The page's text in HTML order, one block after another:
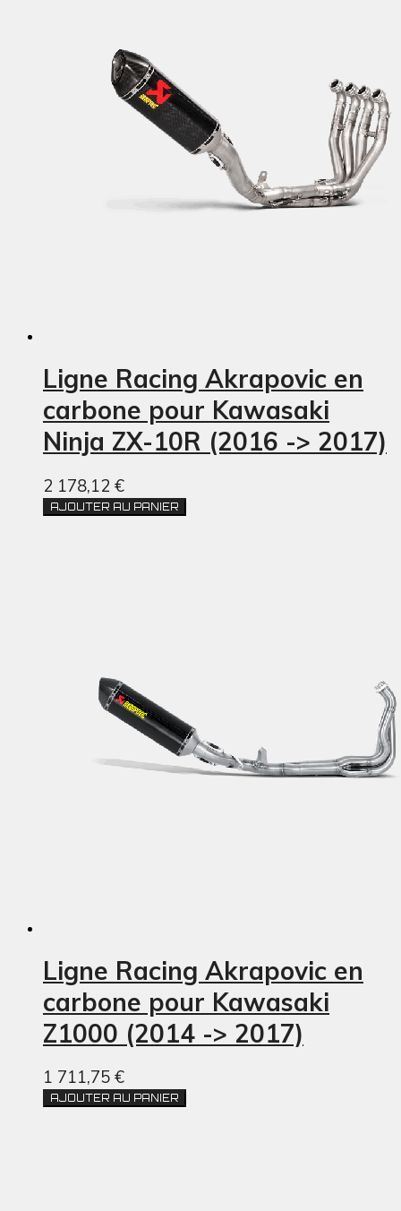
Ligne Racing Akrapovic en
carbone pour Kawasaki
Ninja ZX-10R (2016 -> 2017)
2 178,12 €
AJOUTER AU PANIER
Ligne Racing Akrapovic en
carbone pour Kawasaki
Z1000 (2014 -> 2017)
1 711,75 €
AJOUTER AU PANIER